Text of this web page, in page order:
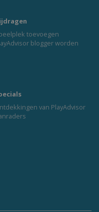
toevoegen
blogger worden
van PlayAdvisor